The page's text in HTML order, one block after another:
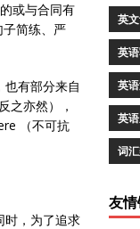
或与合同有
简练、严
有部分来自
之亦然），
（不可抗
时，为了追求
英
英
英
英
词
友